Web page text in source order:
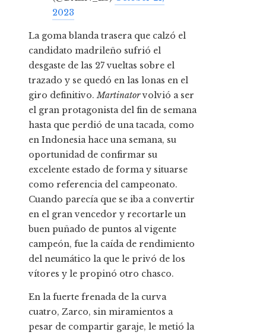
2023
La goma blanda trasera que calzó el
candidato madrileño sufrió el
desgaste de las 27 vueltas sobre el
trazado y se quedó en las lonas en el
giro definitivo.Martinatorvolvió a ser
el gran protagonista del fin de semana
hasta que perdió de una tacada, como
en Indonesia hace una semana, su
oportunidad de confirmar su
excelente estado de forma y situarse
como referencia del campeonato.
Cuando parecía que se iba a convertir
en el gran vencedor y recortarle un
buen puñado de puntos al vigente
campeón, fue la caída de rendimiento
del neumático la que le privó de los
vítores y le propinó otro chasco.
En la fuerte frenada de la curva
cuatro, Zarco, sin miramientos a
pesar de compartir garaje, le metió la